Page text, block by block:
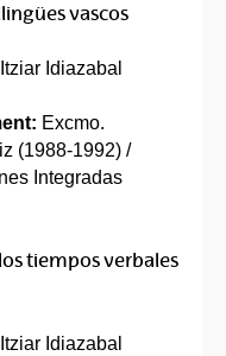
vascos
Itziar Idiazabal
Excmo.
(1988-1992) /
Integradas
tiempos verbales
Itziar Idiazabal